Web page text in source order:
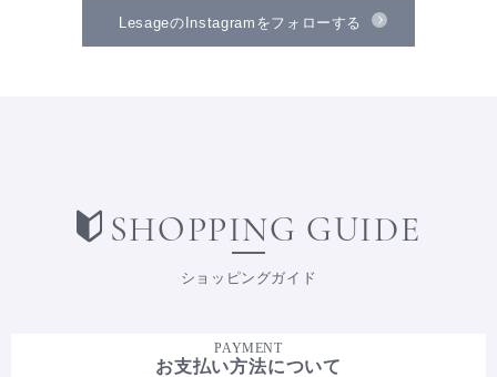
LesageのInstagramをフォローする
SHOPPING GUIDE
ショッピングガイド
PAYMENT
お支払い方法について